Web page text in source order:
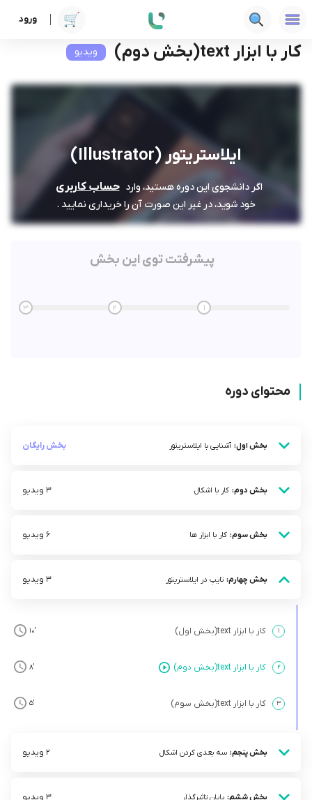
ورود دوره ها فنی‌ومهندسی
کار با ابزار text(بخش دوم) ویدیو
ایلاستریتور (Illustrator)
اگر دانشجوی این دوره هستید، وارد حساب کاربری
خود شوید، در غیر این صورت آن را خریداری نمایید .
پیشرفتت توی این بخش
1
2
3
محتوای دوره
بخش اول: آشنایی با ایلاستریتور بخش رایگان
بخش دوم: کار با اشکال 3 ویدیو
بخش سوم: کار با ابزار ها 6 ویدیو
بخش چهارم: تایپ در ایلاستریتور 3 ویدیو
۱ کار با ابزار text(بخش اول) ’10
۲ کار با ابزار text(بخش دوم) ’8
۳ کار با ابزار text(بخش سوم) ’5
بخش پنجم: سه بعدی کردن اشکال 2 ویدیو
بخش ششم: پایان تاثیرگذار 3 ویدیو